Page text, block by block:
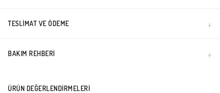
TESLIMAT VE ÖDEME
BAKIM REHBERI
ÜRÜN DEĞERLENDIRMELERI